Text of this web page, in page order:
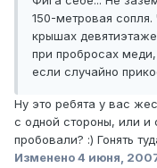
150-метровая
крышах
при пробросах
если случайно
Ну это ребята у вас
с одной стороны, или и
пробовали? :) Гонять
Изменено4 июня,